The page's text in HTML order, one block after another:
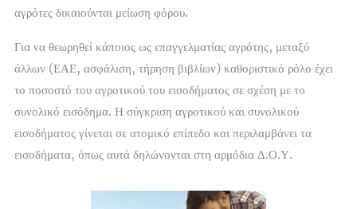
αγρότες δικαιούνται μείωση φόρου.
Για να θεωρηθεί κάποιος ως επαγγελματίας αγρότης, μεταξύ
άλλων (ΕΑΕ, ασφάλιση, τήρηση βιβλίων) καθοριστικό ρόλο έχει
το ποσοστό του αγροτικού του εισοδήματος σε σχέση με το
συνολικό εισόδημα. Η σύγκριση αγροτικού και συνολικού
εισοδήματος γίνεται σε ατομικό επίπεδο και περιλαμβάνει τα
εισοδήματα, όπως αυτά δηλώνονται στη αρμόδια Δ.Ο.Υ.